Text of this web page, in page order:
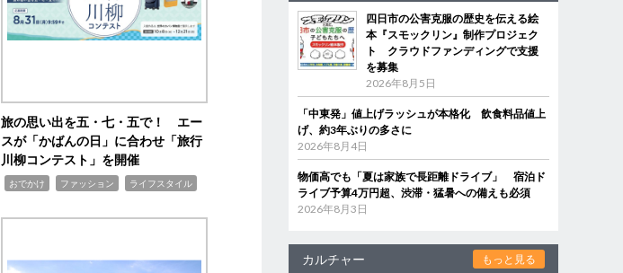
旅の思い出を五・七・五で！ エー
スが「かばんの日」に合わせ「旅行
川柳コンテスト」を開催
おでかけ ファッション ライフスタイル
四日市の公害克服の歴史を伝える絵
本『スモックリン』制作プロジェク
ト クラウドファンディングで支援
を募集
2026年8月5日
「中東発」値上げラッシュが本格化 飲食料品値上
げ、約3年ぶりの多さに
2026年8月4日
物価高でも「夏は家族で長距離ドライブ」 宿泊ド
ライブ予算4万円超、渋滞・猛暑への備えも必須
2026年8月3日
カルチャー もっと見る